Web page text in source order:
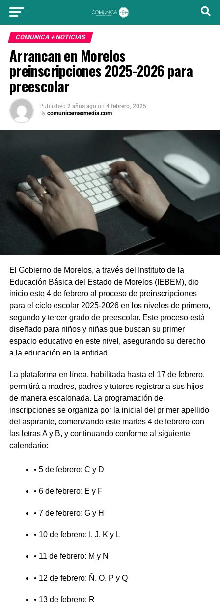
COMUNICA + NOTICIAS
Arrancan en Morelos
preinscripciones 2025-2026 para
preescolar
Published 2 años ago on 4 febrero, 2025
By comunicamasmedia.com
El Gobierno de Morelos, a través del Instituto de la
Educación Básica del Estado de Morelos (IEBEM), dio
inicio este 4 de febrero al proceso de preinscripciones
para el ciclo escolar 2025-2026 en los niveles de primero,
segundo y tercer grado de preescolar. Este proceso está
diseñado para niños y niñas que buscan su primer
espacio educativo en este nivel, asegurando su derecho
a la educación en la entidad.
La plataforma en línea, habilitada hasta el 17 de febrero,
permitirá a madres, padres y tutores registrar a sus hijos
de manera escalonada. La programación de
inscripciones se organiza por la inicial del primer apellido
del aspirante, comenzando este martes 4 de febrero con
las letras A y B, y continuando conforme al siguiente
calendario:
• 5 de febrero: C y D
• 6 de febrero: E y F
• 7 de febrero: G y H
• 10 de febrero: I, J, K y L
• 11 de febrero: M y N
• 12 de febrero: Ñ, O, P y Q
• 13 de febrero: R